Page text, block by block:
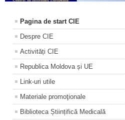
Pagina de start CIE
Despre CIE
Activități CIE
Republica Moldova și UE
Link-uri utile
Materiale promoţionale
Biblioteca Științifică Medicală